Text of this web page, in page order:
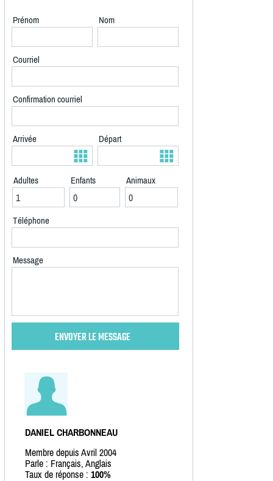
Prénom Nom
Courriel
Confirmation courriel
Arrivée Départ
Adultes Enfants Animaux
Téléphone
Message
DANIEL CHARBONNEAU
Membre depuis Avril 2004
Parle : Français, Anglais
Taux de réponse : 100%